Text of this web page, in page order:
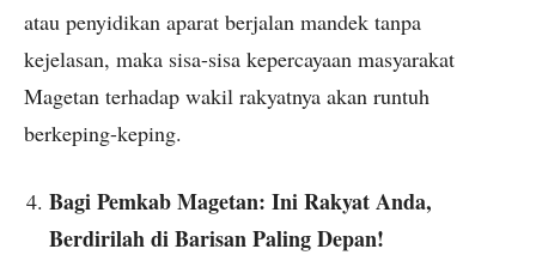
atau penyidikan aparat berjalan mandek tanpa
kejelasan, maka sisa-sisa kepercayaan masyarakat
Magetan terhadap wakil rakyatnya akan runtuh
berkeping-keping.
Bagi Pemkab Magetan: Ini Rakyat Anda,
Berdirilah di Barisan Paling Depan!